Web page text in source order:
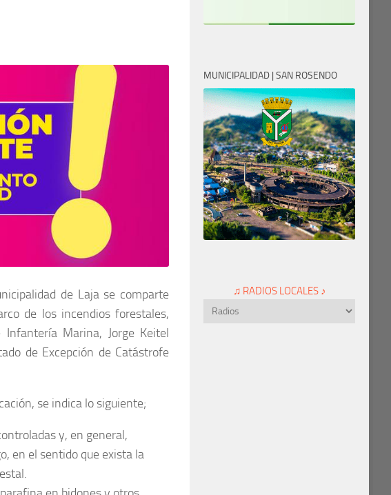
de Laja se comparte
de los incendios forestales,
Marina, Jorge Keitel
de Excepción de Catástrofe
se indica lo siguiente;
y, en general,
en el sentido que exista la
MUNICIPALIDAD | SAN ROSENDO
♫ RADIOS LOCALES ♪